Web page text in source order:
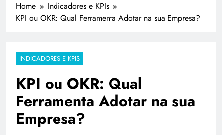
Home
Indicadores e KPIs
KPI ou OKR: Qual Ferramenta Adotar na sua Empresa?
INDICADORES E KPIS
KPI ou OKR: Qual
Ferramenta Adotar na sua
Empresa?